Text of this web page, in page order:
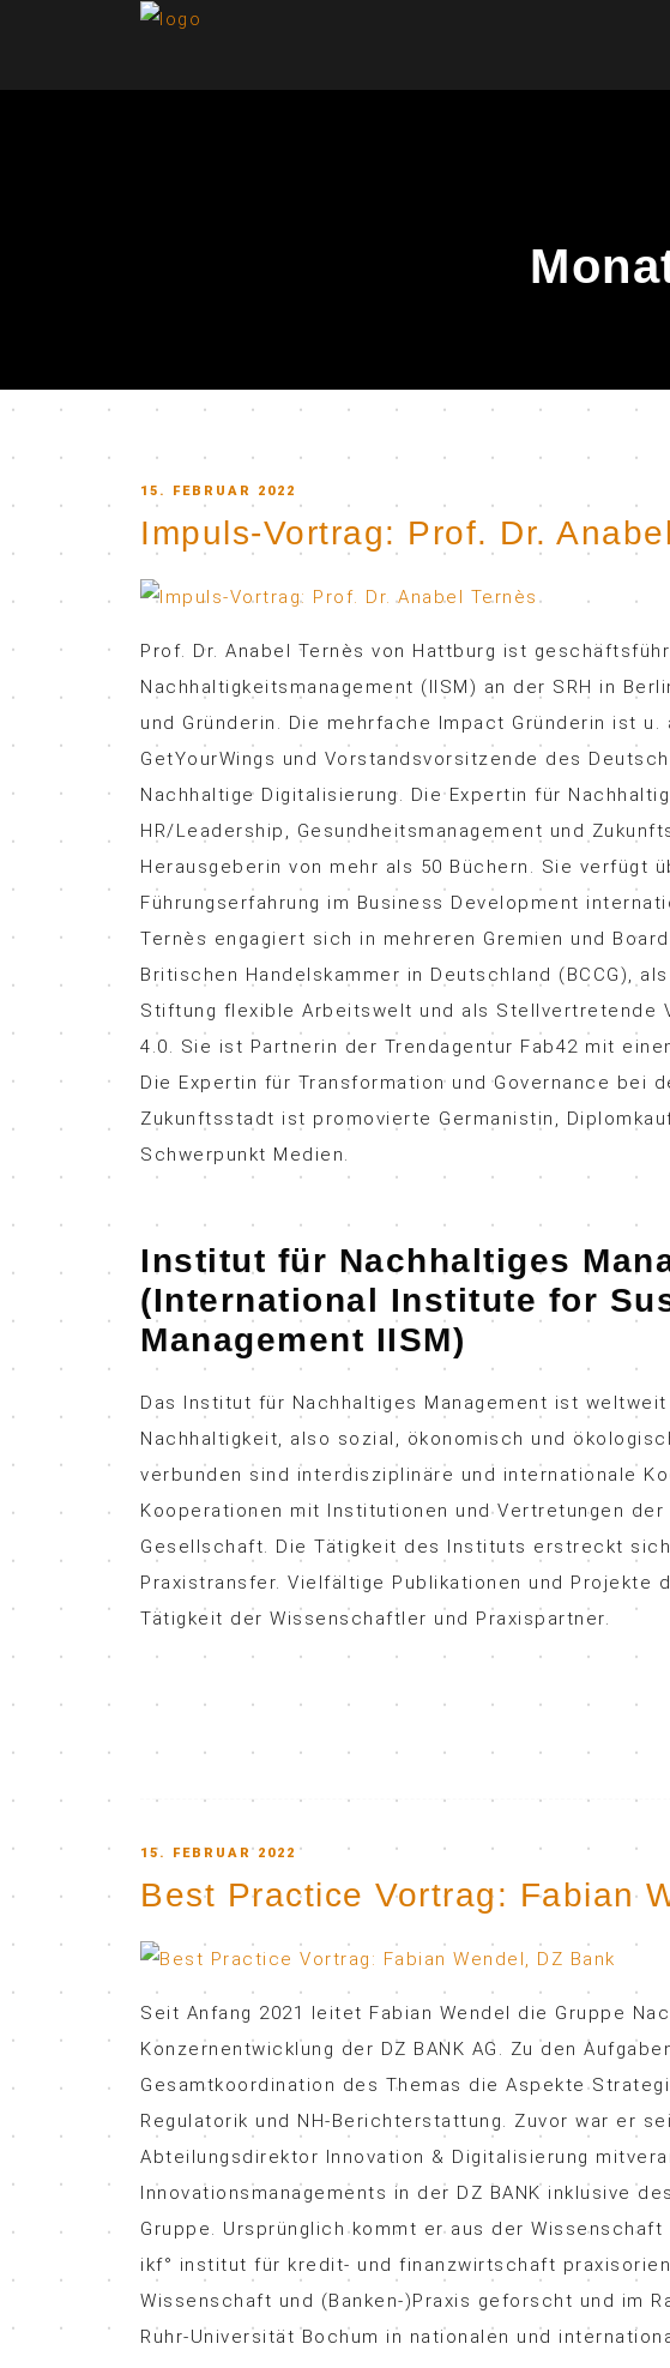
POSTED
ON
15. FEBRUAR 2022
Impuls-Vortrag: Prof. Dr.
Prof. Dr. Anabel Ternès von Hattburg ist
Nachhaltigkeitsmanagement (IISM) an der SRH in
und Gründerin. Die mehrfache Impact Gründerin ist u.
GetYourWings und Vorstandsvorsitzende des
Nachhaltige Digitalisierung. Die Expertin für
HR/Leadership, Gesundheitsmanagement und
Herausgeberin von mehr als 50 Büchern. Sie verfügt
Führungserfahrung im Business Development
Ternès engagiert sich in mehreren Gremien und
Britischen Handelskammer in Deutschland (BCCG),
Stiftung flexible Arbeitswelt und als Stellvertretende
4.0. Sie ist Partnerin der Trendagentur Fab42 mit
Die Expertin für Transformation und Governance bei
Zukunftsstadt ist promovierte Germanistin,
Schwerpunkt Medien.
Institut für Nachhaltiges
(International Institute for
Management IISM)
Das Institut für Nachhaltiges Management ist
Nachhaltigkeit, also sozial, ökonomisch und
verbunden sind interdisziplinäre und internationale
Kooperationen mit Institutionen und Vertretungen
Gesellschaft. Die Tätigkeit des Instituts erstreckt
Praxistransfer. Vielfältige Publikationen und Projekte
Tätigkeit der Wissenschaftler und Praxispartner.
POSTED
ON
15. FEBRUAR 2022
Best Practice Vortrag: Fabian
Seit Anfang 2021 leitet Fabian Wendel die Gruppe
Konzernentwicklung der DZ BANK AG. Zu den
Gesamtkoordination des Themas die Aspekte
Regulatorik und NH-Berichterstattung. Zuvor war er
Abteilungsdirektor Innovation & Digitalisierung
Innovationsmanagements in der DZ BANK inklusive
Gruppe. Ursprünglich kommt er aus der
ikf° institut für kredit- und finanzwirtschaft
Wissenschaft und (Banken-)Praxis geforscht und im
Ruhr-Universität Bochum in nationalen und